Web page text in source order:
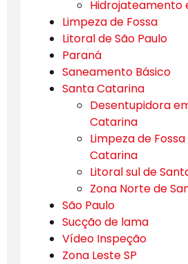
Hidrojateamento
Limpeza de Fossa
Litoral de São Paulo
Paraná
Saneamento Básico
Santa Catarina
Desentupidora
Catarina
Limpeza de
Catarina
Litoral sul de
Zona Norte de
São Paulo
Sucção de lama
Vídeo Inspeção
Zona Leste SP